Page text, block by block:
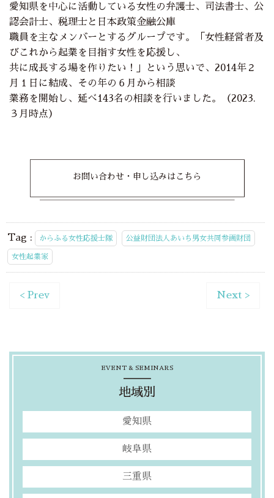
愛知県を中心に活動している女性の弁護士、司法書士、公
認会計士、税理士と日本政策金融公庫
職員を主なメンバーとするグループです。「女性経営者及
びこれから起業を目指す女性を応援し、
共に成長する場を作りたい！」という思いで、2014年２
月１日に結成、その年の６月から相談
業務を開始し、延べ143名の相談を行いました。（2023.
３月時点）
お問い合わせ・申し込みはこちら
Tag : からふる女性応援士隊 公益財団法人あいち男女共同参画財団
女性起業家
< Prev Next >
EVENT & SEMINARS
地域別
愛知県
岐阜県
三重県